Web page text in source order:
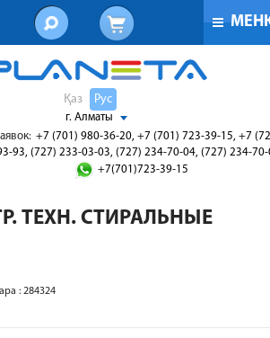
Қаз Рус
г. Алматы
+7 (701) 980-36-20, +7 (701) 723-39-15, +7
93, (727) 233-03-03, (727) 234-70-04, (727) 234-
+7(701)723-39-15
ТЕХН. СТИРАЛЬНЫЕ
: 284324